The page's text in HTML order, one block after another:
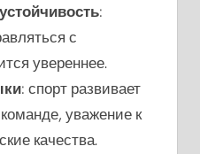
:
с
увереннее.
: спорт развивает
уважение к
качества.